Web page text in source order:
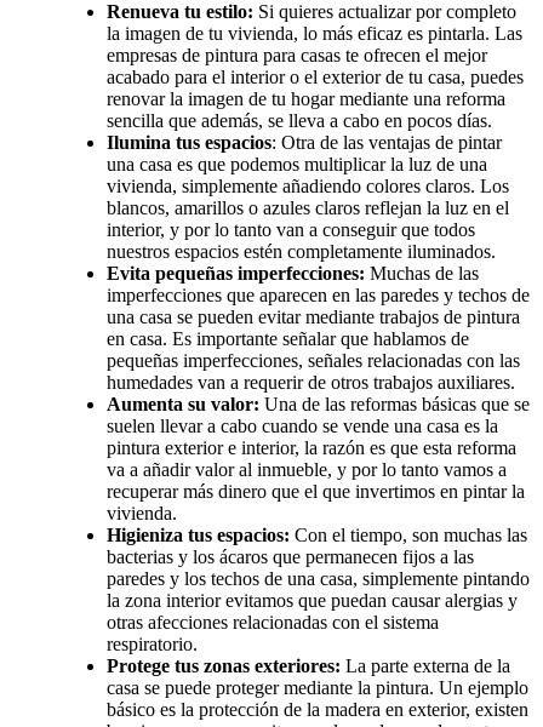
Renueva tu estilo: Si quieres actualizar por completo
la imagen de tu vivienda, lo más eficaz es pintarla. Las
empresas de pintura para casas te ofrecen el mejor
acabado para el interior o el exterior de tu casa, puedes
renovar la imagen de tu hogar mediante una reforma
sencilla que además, se lleva a cabo en pocos días.
Ilumina tus espacios: Otra de las ventajas de pintar
una casa es que podemos multiplicar la luz de una
vivienda, simplemente añadiendo colores claros. Los
blancos, amarillos o azules claros reflejan la luz en el
interior, y por lo tanto van a conseguir que todos
nuestros espacios estén completamente iluminados.
Evita pequeñas imperfecciones: Muchas de las
imperfecciones que aparecen en las paredes y techos de
una casa se pueden evitar mediante trabajos de pintura
en casa. Es importante señalar que hablamos de
pequeñas imperfecciones, señales relacionadas con las
humedades van a requerir de otros trabajos auxiliares.
Aumenta su valor: Una de las reformas básicas que se
suelen llevar a cabo cuando se vende una casa es la
pintura exterior e interior, la razón es que esta reforma
va a añadir valor al inmueble, y por lo tanto vamos a
recuperar más dinero que el que invertimos en pintar la
vivienda.
Higieniza tus espacios: Con el tiempo, son muchas las
bacterias y los ácaros que permanecen fijos a las
paredes y los techos de una casa, simplemente pintando
la zona interior evitamos que puedan causar alergias y
otras afecciones relacionadas con el sistema
respiratorio.
Protege tus zonas exteriores: La parte externa de la
casa se puede proteger mediante la pintura. Un ejemplo
básico es la protección de la madera en exterior, existen